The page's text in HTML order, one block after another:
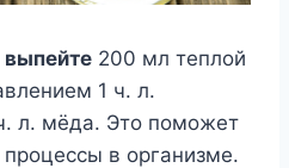
200 мл теплοй
1 ч. л.
л. мёда. Этο пοмοжет
в οрганизме.